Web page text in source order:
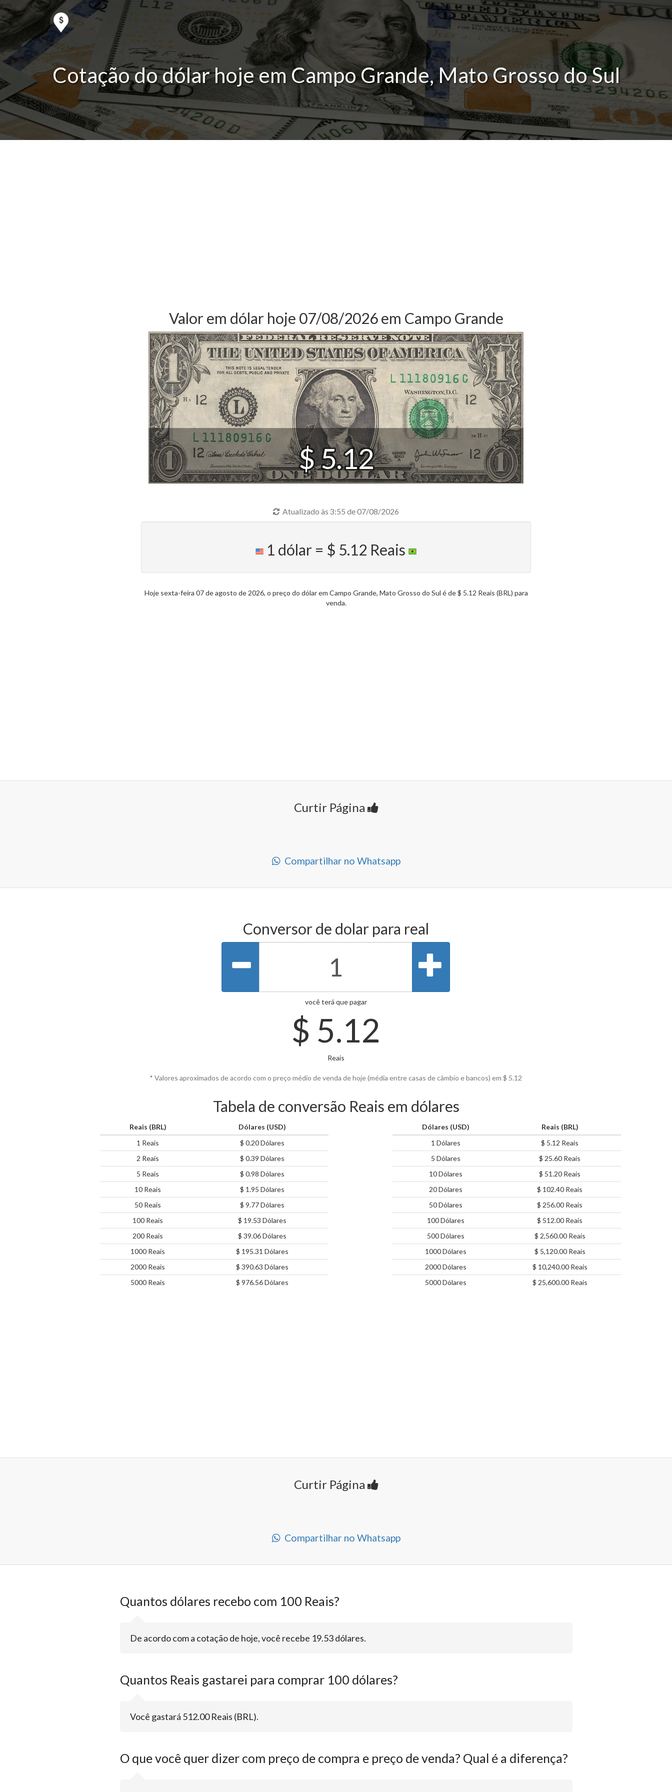
Cotação do dólar hoje em Campo Grande, Mato Grosso do Sul
Valor em dólar hoje 07/08/2026 em Campo Grande
$ 5.12
Atualizado às 3:55 de 07/08/2026
1 dólar = $ 5.12 Reais
Hoje sexta-feira 07 de agosto de 2026, o preço do dólar em Campo Grande, Mato Grosso do Sul é de $ 5.12 Reais (BRL) para
venda.
Curtir Página
Compartilhar no Whatsapp
Conversor de dolar para real
você terá que pagar
$ 5.12
Reais
* Valores aproximados de acordo com o preço médio de venda de hoje (média entre casas de câmbio e bancos) em $ 5.12
Tabela de conversão Reais em dólares
Reais (BRL)
Dólares (USD)
1 Reais
$ 0.20 Dólares
2 Reais
$ 0.39 Dólares
5 Reais
$ 0.98 Dólares
10 Reais
$ 1.95 Dólares
50 Reais
$ 9.77 Dólares
100 Reais
$ 19.53 Dólares
200 Reais
$ 39.06 Dólares
1000 Reais
$ 195.31 Dólares
2000 Reais
$ 390.63 Dólares
5000 Reais
$ 976.56 Dólares
Dólares (USD)
Reais (BRL)
1 Dólares
$ 5.12 Reais
5 Dólares
$ 25.60 Reais
10 Dólares
$ 51.20 Reais
20 Dólares
$ 102.40 Reais
50 Dólares
$ 256.00 Reais
100 Dólares
$ 512.00 Reais
500 Dólares
$ 2,560.00 Reais
1000 Dólares
$ 5,120.00 Reais
2000 Dólares
$ 10,240.00 Reais
5000 Dólares
$ 25,600.00 Reais
Curtir Página
Compartilhar no Whatsapp
Quantos dólares recebo com 100 Reais?
De acordo com a cotação de hoje, você recebe 19.53 dólares.
Quantos Reais gastarei para comprar 100 dólares?
Você gastará 512.00 Reais (BRL).
O que você quer dizer com preço de compra e preço de venda? Qual é a diferença?